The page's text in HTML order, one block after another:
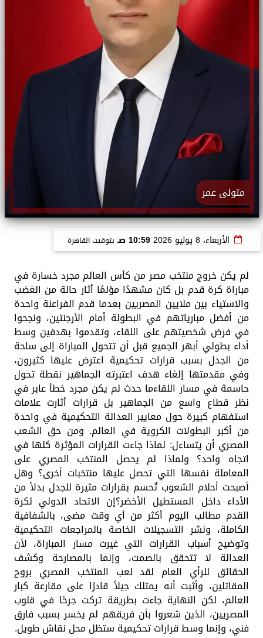
متولى عمر
الأربعاء، 8 يوليو 2026 10:59 صـ بتوقيت القاهرة
لم يكن خروج منتخب مصر من كأس العالم مجرد خسارة في
مباراة كرة قدم بل كان مشهدًا مؤلمًا أثار حالة من الغضب
والاستياء بين ملايين المصريين بعدما قدم الفراعنة واحدة
من أفضل مبارياتهم في البطولة أمام الأرجنتين، ونجحوا
في فرض شخصيتهم على اللقاء، وتقدموا بهدفين وسط
أداء بطولي أبهر الجميع قبل أن تتحول المباراة إلى ساحة
من الجدل بسبب قرارات تحكيمية اعترض عليها كثيرون،
وفي مقدمتها إلغاء هدف اعتبرته الجماهير نقطة تحول
حاسمة في مسار اللقاءما حدث لم يكن مجرد خطأ عابر في
نظر قطاع واسع من الجماهير بل قرارات أثارت علامات
استفهام كبيرة حول معايير العدالة التحكيمية في واحدة
من أكبر البطولات الكروية في العالم. ومن حق الشعب
المصري أن يتساءل: لماذا جاءت القرارات المؤثرة كلها في
اتجاه واحد؟ ولماذا لم يحصل المنتخب المصري على
المعاملة نفسها التي تحصل عليها منتخبات أخرى؟ وهل
أصبحت أحلام الشعوب تُحسم بقرارات مثيرة للجدل بدلاً من
الأداء داخل المستطيل الأخضر؟إن الاتحاد الدولي لكرة
القدم مطالب اليوم أكثر من أي وقت مضى، بالشفافية
الكاملة، ونشر التسجيلات الخاصة بالمراجعات التحكيمية
وتوضيح أسباب القرارات التي غيرت مسار المباراة، لأن
العدالة لا تتحقق بالصمت، وإنما بالمصارحة وكشف
الحقائق للرأي العام لقد لعب المنتخب المصري بروح
المقاتلين، وأثبت أنه يمتلك جيلاً قادرًا على مقارعة كبار
العالم، لكن النهاية جاءت بطريقة تركت جرحًا في قلوب
المصريين، الذين شعروا بأن فريقهم لم يخسر بسبب فارق
فني، وإنما وسط قرارات تحكيمية ستظل محل نقاش طويل.